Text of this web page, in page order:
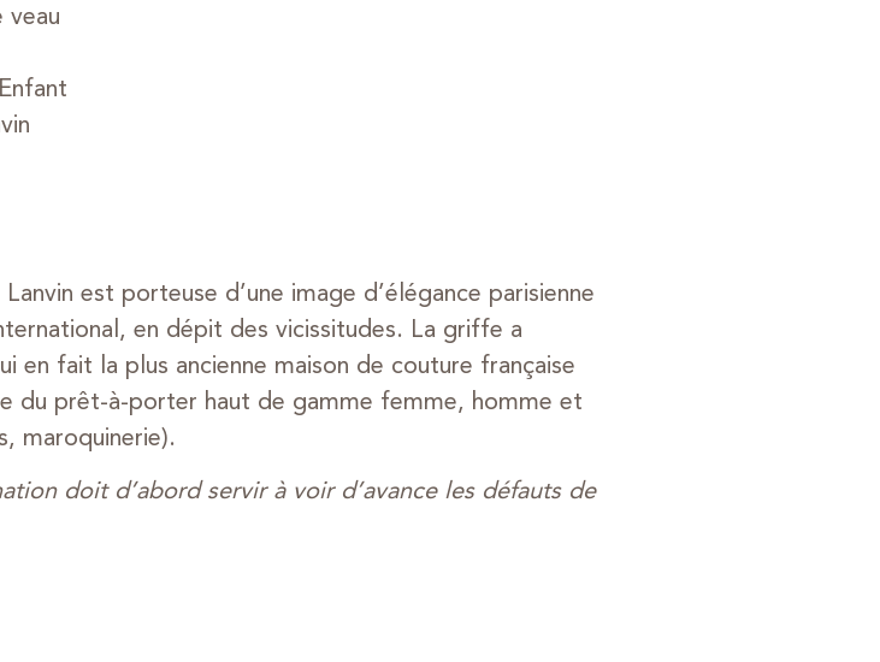
veau
est porteuse d’une image d’élégance parisienne
en dépit des vicissitudes. La griffe a
en fait la plus ancienne maison de couture française
du prêt-à-porter haut de gamme femme, homme et
maroquinerie).
doit d’abord servir à voir d’avance les défauts de